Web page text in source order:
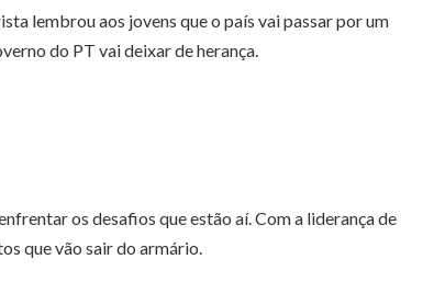
lembrou aos jovens que o país vai passar por um
do PT vai deixar de herança.
os desafios que estão aí. Com a liderança de
que vão sair do armário.